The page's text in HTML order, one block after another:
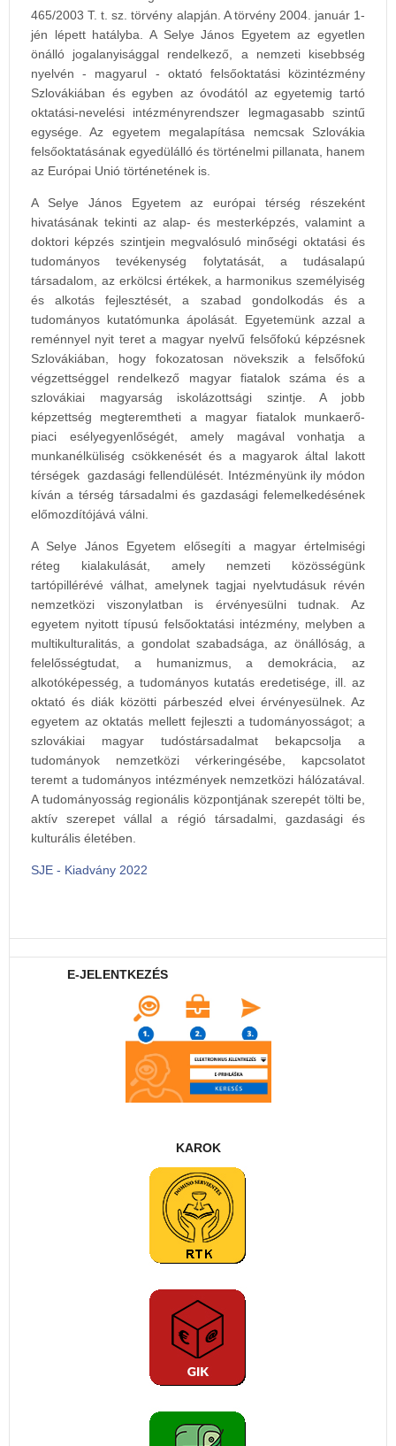
465/2003 T. t. sz. törvény alapján. A törvény 2004. január 1-
jén lépett hatályba. A Selye János Egyetem az egyetlen
önálló jogalanyisággal rendelkező, a nemzeti kisebbség
nyelvén - magyarul - oktató felsőoktatási közintézmény
Szlovákiában és egyben az óvodától az egyetemig tartó
oktatási-nevelési intézményrendszer legmagasabb szintű
egysége. Az egyetem megalapítása nemcsak Szlovákia
felsőoktatásának egyedülálló és történelmi pillanata, hanem
az Európai Unió történetének is.
A Selye János Egyetem az európai térség részeként
hivatásának tekinti az alap- és mesterképzés, valamint a
doktori képzés szintjein megvalósuló minőségi oktatási és
tudományos tevékenység folytatását, a tudásalapú
társadalom, az erkölcsi értékek, a harmonikus személyiség
és alkotás fejlesztését, a szabad gondolkodás és a
tudományos kutatómunka ápolását. Egyetemünk azzal a
reménnyel nyit teret a magyar nyelvű felsőfokú képzésnek
Szlovákiában, hogy fokozatosan növekszik a felsőfokú
végzettséggel rendelkező magyar fiatalok száma és a
szlovákiai magyarság iskolázottsági szintje. A jobb
képzettség megteremtheti a magyar fiatalok munkaerő-
piaci esélyegyenlőségét, amely magával vonhatja a
munkanélküliség csökkenését és a magyarok által lakott
térségek gazdasági fellendülését. Intézményünk ily módon
kíván a térség társadalmi és gazdasági felemelkedésének
előmozdítójává válni.
A Selye János Egyetem elősegíti a magyar értelmiségi
réteg kialakulását, amely nemzeti közösségünk
tartópillérévé válhat, amelynek tagjai nyelvtudásuk révén
nemzetközi viszonylatban is érvényesülni tudnak. Az
egyetem nyitott típusú felsőoktatási intézmény, melyben a
multikulturalitás, a gondolat szabadsága, az önállóság, a
felelősségtudat, a humanizmus, a demokrácia, az
alkotóképesség, a tudományos kutatás eredetisége, ill. az
oktató és diák közötti párbeszéd elvei érvényesülnek. Az
egyetem az oktatás mellett fejleszti a tudományosságot; a
szlovákiai magyar tudóstársadalmat bekapcsolja a
tudományok nemzetközi vérkeringésébe, kapcsolatot
teremt a tudományos intézmények nemzetközi hálózatával.
A tudományosság regionális központjának szerepét tölti be,
aktív szerepet vállal a régió társadalmi, gazdasági és
kulturális életében.
SJE - Kiadvány 2022
E-JELENTKEZÉS
KAROK